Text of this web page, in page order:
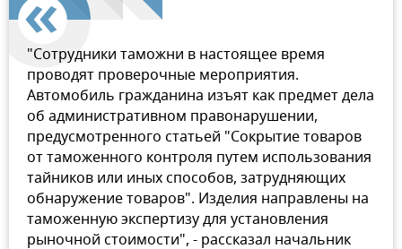
"Сотрудники таможни в настоящее время
проводят проверочные мероприятия.
Автомобиль гражданина изъят как предмет дела
об административном правонарушении,
предусмотренного статьей "Сокрытие товаров
от таможенного контроля путем использования
тайников или иных способов, затрудняющих
обнаружение товаров". Изделия направлены на
таможенную экспертизу для установления
рыночной стоимости", - рассказал начальник